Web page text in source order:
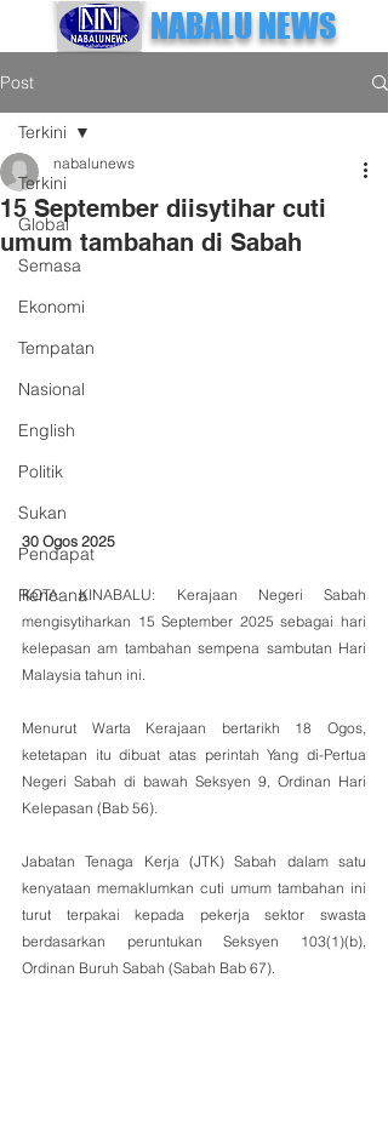
NABALU NEWS
Post
Terkini
Global
Semasa
Ekonomi
Tempatan
Nasional
English
Politik
Sukan
Pendapat
Rencana
Terkini
15 September diisytihar cuti
umum tambahan di Sabah
nabalunews
30 Ogos 2025
KOTA KINABALU: Kerajaan Negeri Sabah
mengisytiharkan 15 September 2025 sebagai hari
kelepasan am tambahan sempena sambutan Hari
Malaysia tahun ini.
Menurut Warta Kerajaan bertarikh 18 Ogos,
ketetapan itu dibuat atas perintah Yang di-Pertua
Negeri Sabah di bawah Seksyen 9, Ordinan Hari
Kelepasan (Bab 56).
Jabatan Tenaga Kerja (JTK) Sabah dalam satu
kenyataan memaklumkan cuti umum tambahan ini
turut terpakai kepada pekerja sektor swasta
berdasarkan peruntukan Seksyen 103(1)(b),
Ordinan Buruh Sabah (Sabah Bab 67).